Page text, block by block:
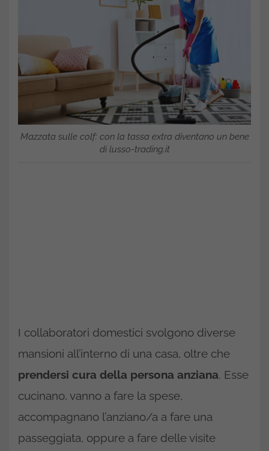
Mazzata sulle colf: con la tassa extra diventano un bene
di lusso-trading.it
I collaboratori domestici svolgono diverse
mansioni all’interno di una casa, oltre che
prendersi cura della persona anziana. Esse
cucinano, vanno a fare la spese,
accompagnano l’anziano/a a fare una
passeggiata, oppure a fare delle visite